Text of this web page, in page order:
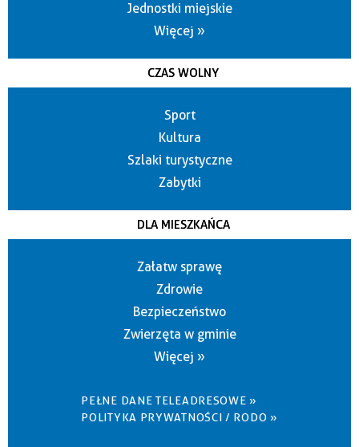
Jednostki miejskie
Więcej »
CZAS WOLNY
Sport
Kultura
Szlaki turystyczne
Zabytki
DLA MIESZKAŃCA
Załatw sprawę
Zdrowie
Bezpieczeństwo
Zwierzęta w gminie
Więcej »
PEŁNE DANE TELEADRESOWE »
POLITYKA PRYWATNOŚCI / RODO »